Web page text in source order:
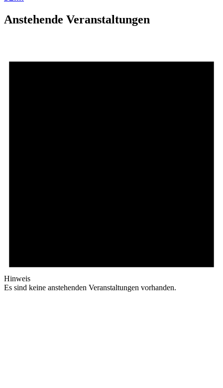
Anstehende Veranstaltungen
Hinweis
Es sind keine anstehenden Veranstaltungen vorhanden.